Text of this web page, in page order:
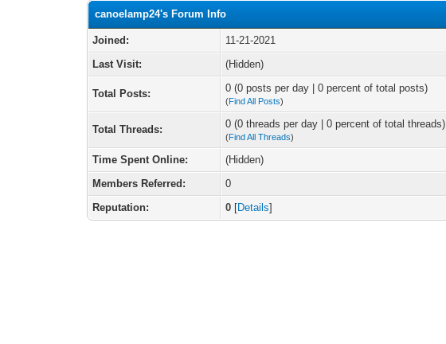
canoelamp24's Forum Info
Joined:
11-21-2021
Last Visit:
(Hidden)
Total Posts: 0 (0 posts per day | 0 percent of total posts)
(Find All Posts)
Total Threads: 0 (0 threads per day | 0 percent of total threads)
(Find All Threads)
Time Spent Online:
(Hidden)
Members Referred:
0
Reputation:
0 [Details]